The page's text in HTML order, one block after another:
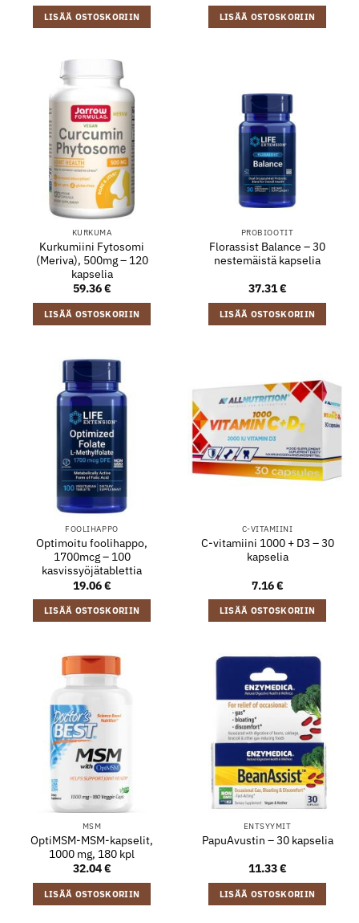
LISÄÄ OSTOSKORIIN LISÄÄ OSTOSKORIIN
KURKUMA
Kurkumiini Fytosomi
(Meriva), 500mg – 120
kapselia
59.36€
LISÄÄ OSTOSKORIIN
PROBIOOTIT
Florassist Balance – 30
nestemäistä kapselia
37.31€
LISÄÄ OSTOSKORIIN
FOOLIHAPPO
Optimoitu foolihappo,
1700mcg – 100
kasvissyöjätablettia
19.06€
LISÄÄ OSTOSKORIIN
C-VITAMIINI
C-vitamiini 1000 + D3 – 30
kapselia
7.16€
LISÄÄ OSTOSKORIIN
MSM
OptiMSM-MSM-kapselit,
1000 mg, 180 kpl
32.04€
LISÄÄ OSTOSKORIIN
ENTSYYMIT
PapuAvustin – 30 kapselia
11.33€
LISÄÄ OSTOSKORIIN